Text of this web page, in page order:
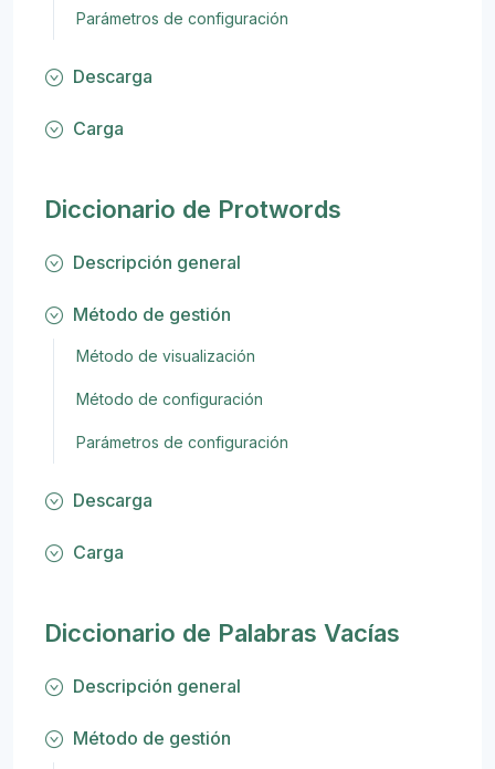
Parámetros de configuración
Descarga
Carga
Diccionario de Protwords
Descripción general
Método de gestión
Método de visualización
Método de configuración
Parámetros de configuración
Descarga
Carga
Diccionario de Palabras Vacías
Descripción general
Método de gestión